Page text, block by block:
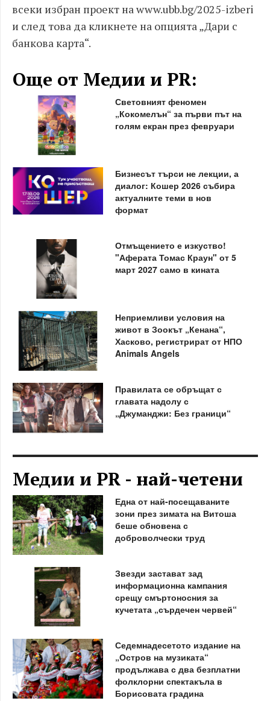
всеки избран проект на www.ubb.bg/2025-izberi
и след това да кликнете на опцията „Дари с
банкова карта“.
Още от Медии и PR:
Световният феномен
„Кокомелън“ за първи път на
голям екран през февруари
Бизнесът търси не лекции, а
диалог: Кошер 2026 събира
актуалните теми в нов
формат
Отмъщението е изкуство!
"Аферата Томас Краун" от 5
март 2027 само в кината
Неприемливи условия на
живот в Зоокът „Кенана“,
Хасково, регистрират от НПО
Animals Angels
Правилата се обръщат с
главата надолу с
„Джуманджи: Без граници“
Медии и PR - най-четени
Една от най-посещаваните
зони през зимата на Витоша
беше обновена с
доброволчески труд
Звезди застават зад
информационна кампания
срещу смъртоносния за
кучетата „сърдечен червей“
Седемнадесетото издание на
„Остров на музиката“
продължава с два безплатни
фолклорни спектакъла в
Борисовата градина